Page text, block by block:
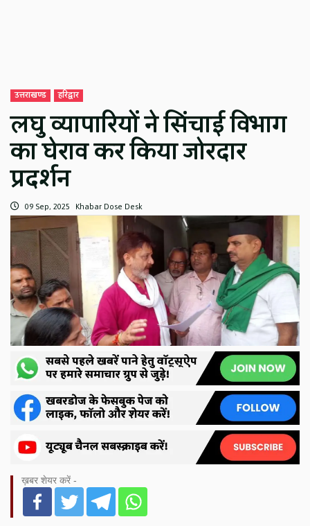
उत्तराखण्ड हरिद्वार
लघु व्यापारियों ने सिंचाई विभाग
का घेराव कर किया जोरदार
प्रदर्शन
09 Sep, 2025 Khabar Dose Desk
ख़बर शेयर करें -